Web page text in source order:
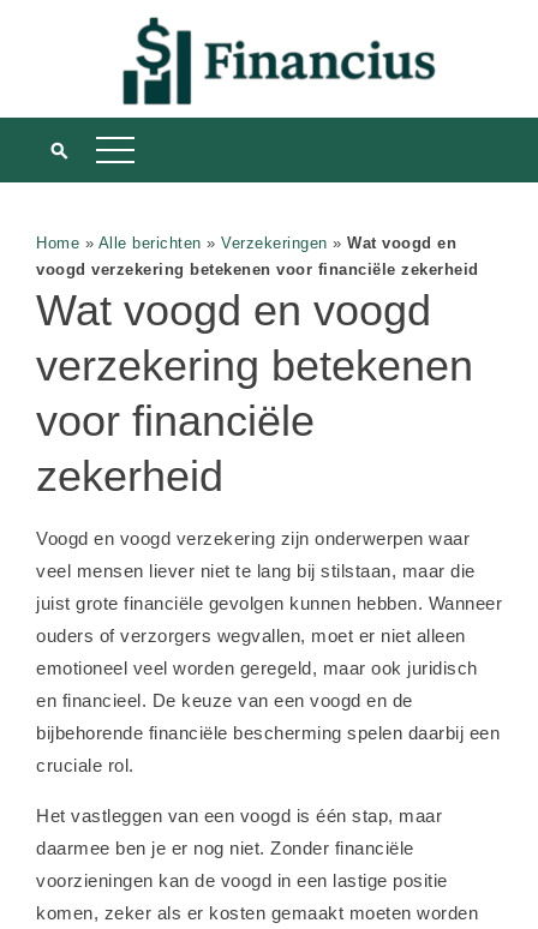
Home » Alle berichten » Verzekeringen » Wat voogd en
voogd verzekering betekenen voor financiële zekerheid
Wat voogd en voogd
verzekering betekenen
voor financiële
zekerheid
Voogd en voogd verzekering zijn onderwerpen waar
veel mensen liever niet te lang bij stilstaan, maar die
juist grote financiële gevolgen kunnen hebben. Wanneer
ouders of verzorgers wegvallen, moet er niet alleen
emotioneel veel worden geregeld, maar ook juridisch
en financieel. De keuze van een voogd en de
bijbehorende financiële bescherming spelen daarbij een
cruciale rol.
Het vastleggen van een voogd is één stap, maar
daarmee ben je er nog niet. Zonder financiële
voorzieningen kan de voogd in een lastige positie
komen, zeker als er kosten gemaakt moeten worden